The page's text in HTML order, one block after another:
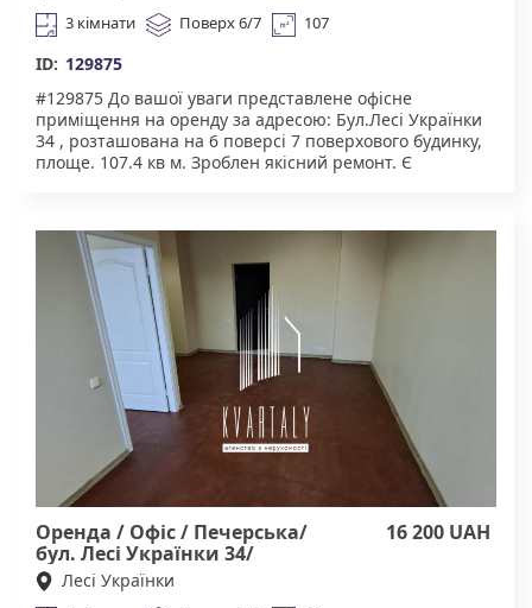
3 кімнати Поверх 6/7 107
ID: 129875
#129875 До вашої уваги представлене офісне
приміщення на оренду за адресою: Бул.Лесі Українки
34 , розташована на 6 поверсі 7 поверхового будинку,
площе. 107.4 кв м. Зроблен якісний ремонт. Є
торгові центри, ресторани, велика кількість
магазинів, школи, дитячі садки, поліклініка,
стоматологічний кабінет. Тихий та затишний двір,
дружелюбні сусіди, зона для вигулу тварин, зони для
відпочинку та паркування. Зручна транспортна
розв'язка. В самому центрі. Безпечний район.
Агенство нерухомості "Квартали" Працюючи з нами,
ви отримуєте лише перевірене житло від реальних
орендодавців за адекватною ціною. Підтримка всіх
етапах угоди. Ми гарантуємо, що ви залишитеся
задоволені співпрацею!Підтримка на всіх етапах
угоди. Комісія 20% за фактом підписання договору
оренди.
Оренда / Офіс / Печерська/
бул. Лесі Українки 34/
Печерський/ Київ
16 200 UAH
Лесі Українки